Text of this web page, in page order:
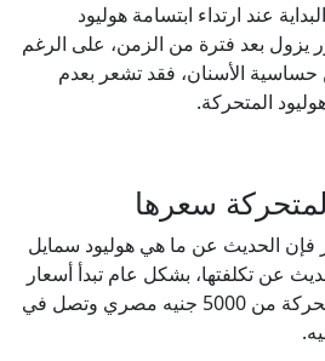
عند ارتداء ابتسامة هوليود
يزول بعد فترة من الزمن، على الرغم
الأسنان، فقد تشعر بعدم
المتحركة.
سعرها
فإن الحديث عن ما هي هوليود سمايل
عن تكلفتها، بشكل عام تبدأ أسعار
تركيب ابتسامة هوليود المتحركة من 5000 جنيه مصري وتصل في